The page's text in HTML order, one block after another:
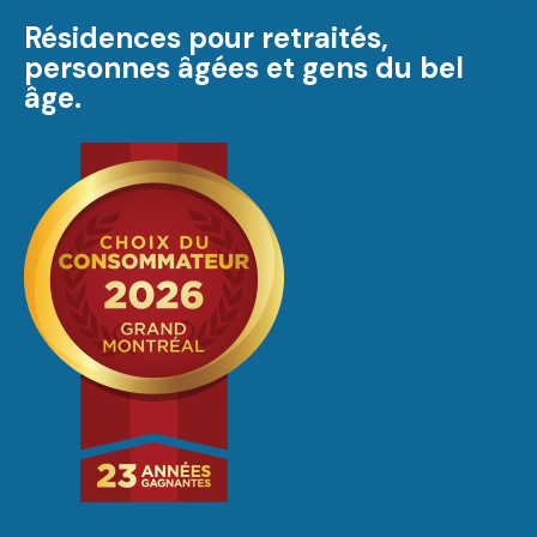
Résidences pour retraités,
personnes âgées et gens du bel
âge.